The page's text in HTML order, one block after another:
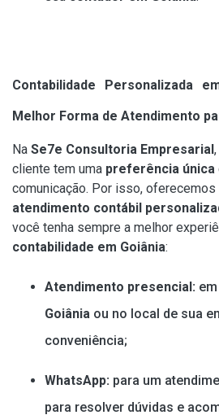
Contabilidade Personalizada
Melhor Forma de Atendimento
Na Se7e Consultoria Empresarial
cliente tem uma preferência única
comunicação. Por isso,
atendimento contábil
você tenha sempre a melhor
contabilidade em Goiânia:
Atendimento presencial:
Goiânia ou no local de sua
conveniência;
WhatsApp: para um
para resolver dúvidas e